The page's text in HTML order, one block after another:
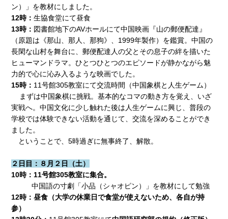
ン）」を教材にしました。
12時：生協食堂にて昼食
13時： 図書館地下のAVホールにて中国映画『山の郵便配達』
（原題は《那山、那人、那狗》、1999年製作）を鑑賞。中国の
長閑な山村を舞台に、郵便配達人の父とその息子の絆を描いた
ヒューマンドラマ。ひとつひとつのエピソードが静かながら魅
力的で心に沁み入るような映画でした。
15時： 11号館305教室にて交流時間（中国象棋と人生ゲーム）
まずは中国象棋に挑戦。基本的なコマの動き方を覚え、いざ
実戦へ。中国文化に少し触れた後は人生ゲームに興じ、普段の
学校では体験できない活動を通じて、交流を深めることができ
ました。
ということで、5時過ぎに無事終了、解散。
２日目：８月２日（土）
10時：11号館305教室に集合。
中国語の寸劇「小品（シャオピン）」を教材にして勉強
12時：昼食（大学の休業日で食堂が使えないため、各自が持
参）